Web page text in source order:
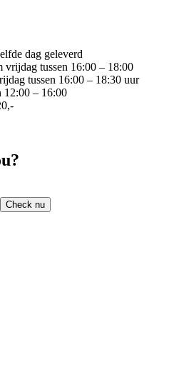
dag geleverd
vrijdag tussen 16:00 – 18:00
tussen 16:00 – 18:30 uur
12:00 – 16:00